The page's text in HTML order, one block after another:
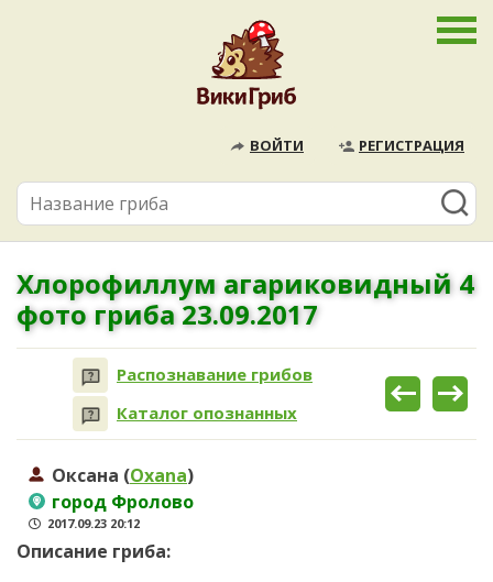
ВОЙТИ РЕГИСТРАЦИЯ
Хлорофиллум агариковидный 4
фото гриба 23.09.2017
Распознавание грибов
Каталог опознанных
Оксана (Oxana)
город Фролово
2017.09.23 20:12
Описание гриба: